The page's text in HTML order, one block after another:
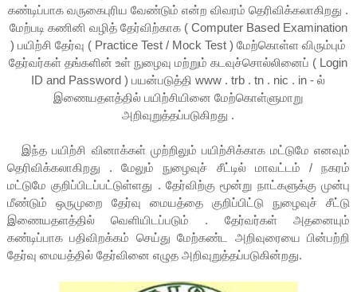
கண்டிப்பாக வருகைபுரிய வேண்டும் என்ற விவரம் தெரிவிக்கலாகிறது .
மேற்படி கணினி வழித் தேர்விற்காக ( Computer Based Examination
) பயிற்சி தேர்வு ( Practice Test / Mock Test ) மேற்கொள்ள விரும்பும்
தேர்வர்கள் தங்களின் உள் நுழைவு மற்றும் கடவுச்சொல்லினைப் ( Login
ID and Password ) பயன்படுத்தி www . trb . tn . nic . in - ல்
இணையதளத்தில் பயிற்சியினை மேற்கொள்ளுமாறு
அறிவுறுத்தப்படுகிறது .
இந்த பயிற்சி வினாக்கள் முற்றிலும் பயிற்சிக்காக மட்டுமே எனவும்
தெரிவிக்கலாகிறது . மேலும் நுழைவுச் சீட்டில் மாவட்டம் / நகரம்
மட்டுமே குறிப்பிடப்பட்டுள்ளது . தேர்விற்கு மூன்று நாட்களுக்கு முன்பு
மீண்டும் ஒருமுறை தேர்வு மையத்தை குறிப்பிட்டு நுழைவுச் சீட்டு
இணையதளத்தில் வெளியிடப்படும் . தேர்வர்கள் அதனையும்
கண்டிப்பாக பதிவிறக்கம் செய்து மேற்கண்ட அறிவுரையை பின்பற்றி
தேர்வு மையத்தில் தேர்வினை எழுத அறிவுறுத்தப்படுகின்றது.